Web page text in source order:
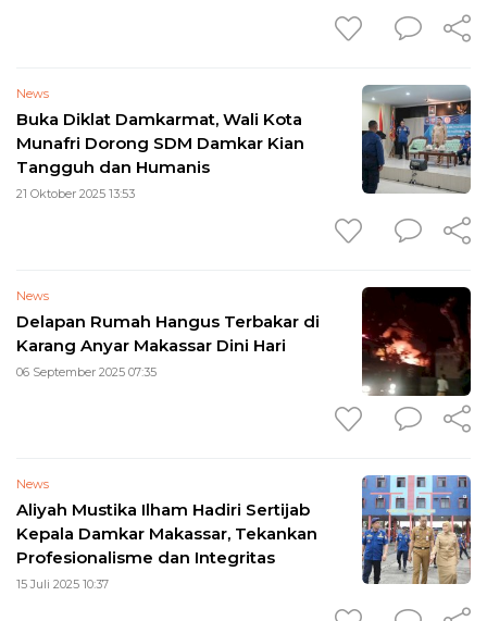
News
Buka Diklat Damkarmat, Wali Kota
Munafri Dorong SDM Damkar Kian
Tangguh dan Humanis
21 Oktober 2025 13:53
News
Delapan Rumah Hangus Terbakar di
Karang Anyar Makassar Dini Hari
06 September 2025 07:35
News
Aliyah Mustika Ilham Hadiri Sertijab
Kepala Damkar Makassar, Tekankan
Profesionalisme dan Integritas
15 Juli 2025 10:37